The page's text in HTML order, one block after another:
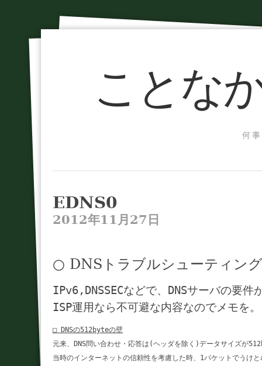
ことな
何
EDNS0
2012年11月27日
○ DNSトラブルシューティング
IPv6,DNSSECなどで、DNSサーバの要件
ISP運用なら不可避な内容なのでメモを。
□ DNSの512byteの壁
元来、DNS問い合わせ・応答は(ヘッダを除く)データサイズが
当時のインターネットの信頼性を考慮した時、1パケットでうけ